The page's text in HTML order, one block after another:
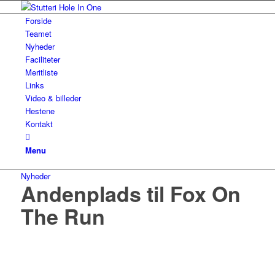
Forside
Teamet
Nyheder
Faciliteter
Meritliste
Links
Video & billeder
Hestene
Kontakt
Menu
Nyheder
Andenplads til Fox On
The Run